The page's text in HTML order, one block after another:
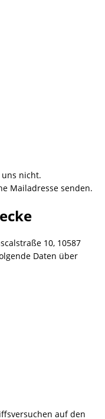
nicht.
Mailadresse senden.
10, 10587
Daten über
auf den